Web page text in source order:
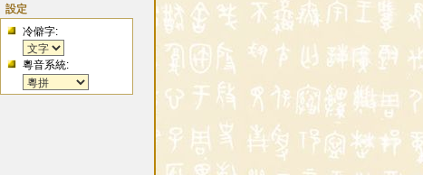
設定
冷僻字:
粵音系統: